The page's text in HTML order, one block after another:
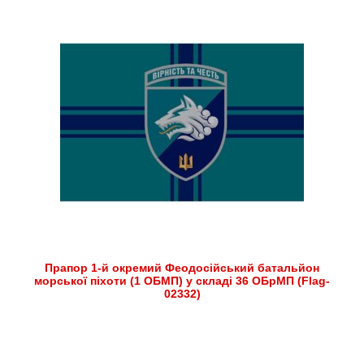
Прапор 1-й окремий Феодосійський батальйон
морської піхоти (1 ОБМП) у складі 36 ОБрМП (Flag-
02332)